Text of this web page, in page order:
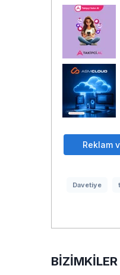
Reklam
Davetiye
BIZIMKILER